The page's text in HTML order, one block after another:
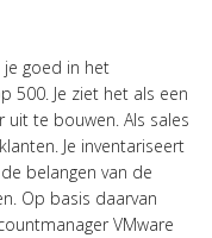
je goed in het
500. Je ziet het als een
te bouwen. Als sales
Je inventariseert
belangen van de
Op basis daarvan
VMware